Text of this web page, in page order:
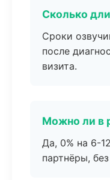
Сколько
Сроки
после
визита.
Можно ли в
Да, 0% на 6-
партнёры,